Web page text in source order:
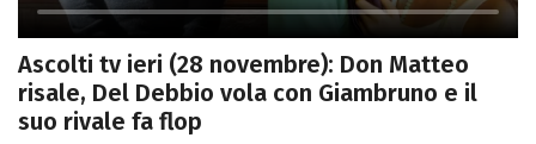
Ascolti tv ieri (28 novembre): Don Matteo
risale, Del Debbio vola con Giambruno e il
suo rivale fa flop